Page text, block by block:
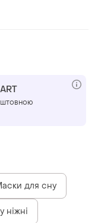
для сну
ніжні